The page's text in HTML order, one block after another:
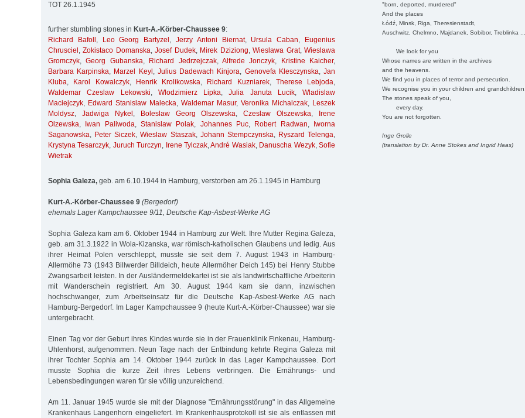
"born, deported, murdered"
And the places
Łódź, Minsk, Riga, Theresienstadt,
Auschwitz, Chelmno, Majdanek, Sobibor, Treblinka
We look for you
Whose names are written in the archives
and the heavens.
We find you in places of terror and persecution.
We recognise you in your children and
The stones speak of you,
every day.
You are not forgotten.
Inge Grolle
(translation by Dr. Anne Stokes and Ingrid Haas)
TOT 26.1.1945
further stumbling stones in Kurt-A.-Körber-Chaussee 9:
Richard Bafoll , Leo Georg Bartyzel ,Jerzy Antoni Biernat, Ursula Caban,
Eugenius
Chrusciel ,Zokistaco Domanska,Josef Dudek, Mirek Dziziong,Wieslawa Grat,Wieslawa
Gromczyk,Georg Gubanska, Richard Jedrzejczak, Alfrede Jonczyk, Kristine Kaicher,
Barbara Karpinska, Marzel Keyl , Julius Dadewach Kinjora, Genovefa Klesczynska,Jan
Kluba, Karol Kowalczyk, Henrik Krolikowska, Richard Kuzniarek, Therese Lebjoda,
Waldemar Czeslaw Lekowski, Wlodzimierz Lipka,Julia Januta Lucik, Wladislaw
Maciejczyk, Edward Stanislaw Malecka, Waldemar Masur, Veronika Michalczak, Leszek
Moldysz, Jadwiga Nykel , Boleslaw Georg Olszewska,Czeslaw Olszewska,
Irene
Olzewska, Iwan Paliwoda,Stanislaw Polak, Johannes Puc, Robert Radwan,
Iworna
Saganowska, Peter Siczek,Wieslaw Staszak, Johann Stempczynska, Ryszard Telenga,
Krystyna Tesarczyk, Juruch Turczyn, Irene Tylczak,André Wasiak, Danuscha Wezyk,Sofie
Wietrak
Sophia Galeza, geb. am 6.10.1944 in Hamburg, verstorben am 26.1.1945 in Hamburg
Kurt-A.-Körber-Chaussee 9 (Bergedorf)
ehemals Lager Kampchaussee 9/11, Deutsche Kap-Asbest-Werke AG
Sophia Galeza kam am 6. Oktober 1944 in Hamburg zur Welt. Ihre Mutter Regina Galeza,
geb. am 31.3.1922 in Wola-Kizanska, war römisch-katholischen Glaubens und ledig. Aus
ihrer Heimat Polen verschleppt, musste sie seit dem 7. August 1943 in Hamburg-
Allermöhe 73 (1943 Billwerder Billdeich, heute Allermöher Deich 145) bei Henry Stubbe
Zwangsarbeit leisten. In der Ausländermeldekartei ist sie als landwirtschaftliche Arbeiterin
mit Wanderschein registriert. Am 30. August 1944 kam sie dann, inzwischen
hochschwanger, zum Arbeitseinsatz für die Deutsche Kap-Asbest-Werke AG nach
Hamburg-Bergedorf. Im Lager Kampchaussee 9 (heute Kurt-A.-Körber-Chaussee) war sie
untergebracht.
Einen Tag vor der Geburt ihres Kindes wurde sie in der Frauenklinik Finkenau, Hamburg-
Uhlenhorst, aufgenommen. Neun Tage nach der Entbindung kehrte Regina Galeza mit
ihrer Tochter Sophia am 14. Oktober 1944 zurück in das Lager Kampchaussee. Dort
musste Sophia die kurze Zeit ihres Lebens verbringen. Die Ernährungs- und
Lebensbedingungen waren für sie völlig unzureichend.
Am 11. Januar 1945 wurde sie mit der Diagnose "Ernährungsstörung" in das Allgemeine
Krankenhaus Langenhorn eingeliefert. Im Krankenhausprotokoll ist sie als entlassen mit